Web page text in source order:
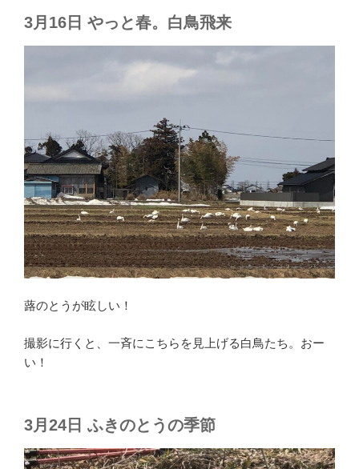
3月16日 やっと春。白鳥飛来
蕗のとうが眩しい！
撮影に行くと、一斉にこちらを見上げる白鳥たち。おー
い！
3月24日 ふきのとうの季節